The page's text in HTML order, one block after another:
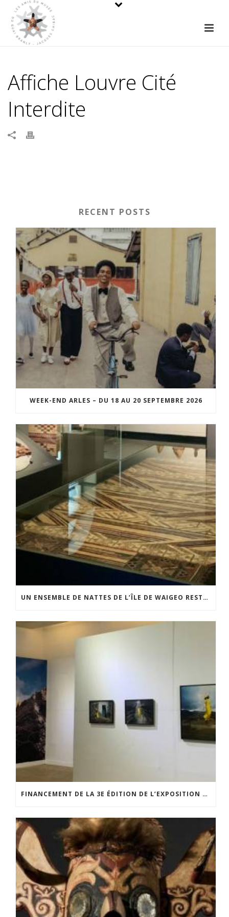
Affiche Louvre Cité
Interdite
RECENT POSTS
WEEK-END ARLES – DU 18 AU 20 SEPTEMBRE 2026
UN ENSEMBLE DE NATTES DE L’ÎLE DE WAIGEO RESTAURÉ GRÂCE AU SOUTIEN DU CERCLE LÉVI-STRAUSS
FINANCEMENT DE LA 3E ÉDITION DE L’EXPOSITION DU PRIX POUR LA PHOTOGRAPHIE PAR LE CERCLE POUR LA PHOTOGRAPHIE ET L’ART CONTEMPORAIN